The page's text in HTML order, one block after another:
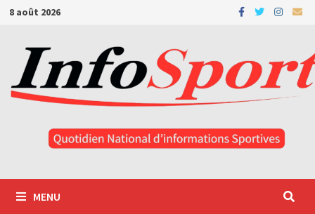
Passer
contenu
8 août 2026
MENU